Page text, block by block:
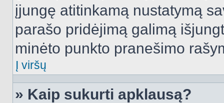
įjungę atitinkamą nustatymą
parašo pridėjimą galimą
minėto punkto pranešimo
Į viršų
» Kaip sukurti apklausą?